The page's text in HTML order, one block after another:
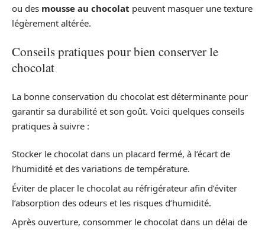
ou des mousse au chocolat peuvent masquer une texture
légèrement altérée.
Conseils pratiques pour bien conserver le
chocolat
La bonne conservation du chocolat est déterminante pour
garantir sa durabilité et son goût. Voici quelques conseils
pratiques à suivre :
Stocker le chocolat dans un placard fermé, à l’écart de
l’humidité et des variations de température.
Éviter de placer le chocolat au réfrigérateur afin d’éviter
l’absorption des odeurs et les risques d’humidité.
Après ouverture, consommer le chocolat dans un délai de